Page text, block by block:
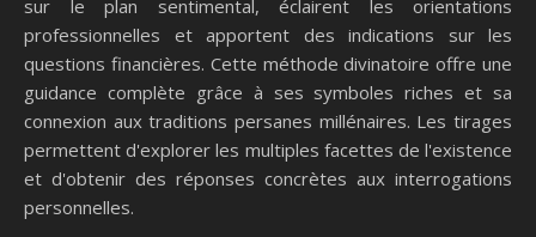
sur le plan sentimental, éclairent les orientations
professionnelles et apportent des indications sur les
questions financières. Cette méthode divinatoire offre une
guidance complète grâce à ses symboles riches et sa
connexion aux traditions persanes millénaires. Les tirages
permettent d'explorer les multiples facettes de l'existence
et d'obtenir des réponses concrètes aux interrogations
personnelles.